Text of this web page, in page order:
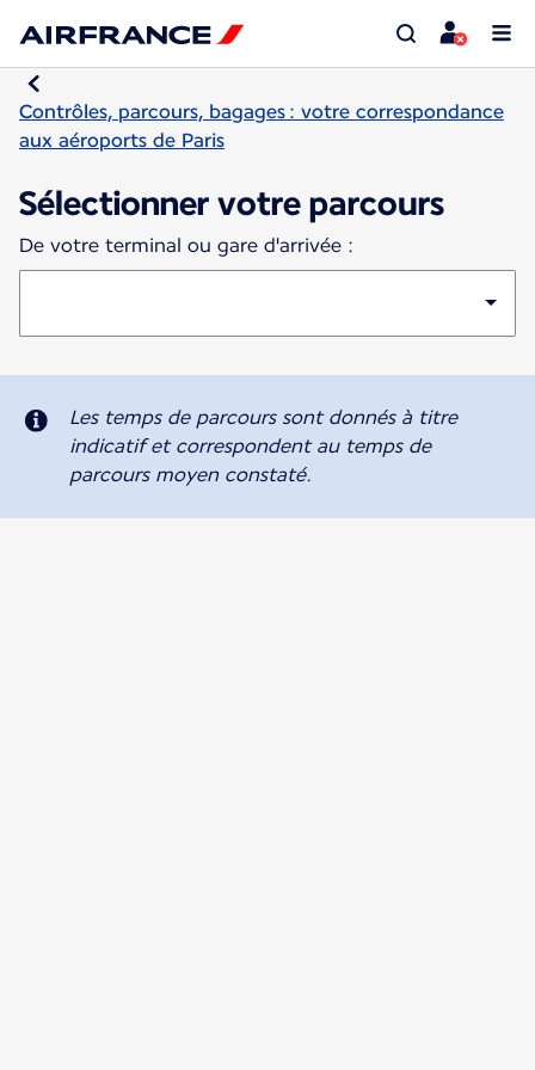
Contrôles, parcours, bagages : votre correspondance
aux aéroports de Paris
Sélectionner votre parcours
De votre terminal ou gare d'arrivée :
Les temps de parcours sont donnés à titre
indicatif et correspondent au temps de